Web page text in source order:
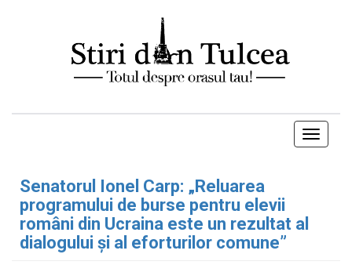
Toggle
Senatorul Ionel Carp: „Reluarea
programului de burse pentru elevii
români din Ucraina este un rezultat al
dialogului și al eforturilor comune”